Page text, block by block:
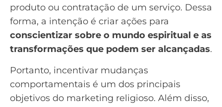
produto ou contratação de um serviço. Dessa
forma, a intenção é criar ações para
conscientizar sobre o mundo espiritual e as
transformações que podem ser alcançadas.
Portanto, incentivar mudanças
comportamentais é um dos principais
objetivos do marketing religioso. Além disso,